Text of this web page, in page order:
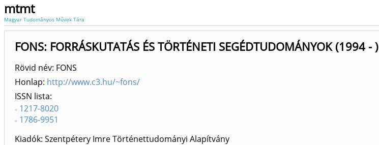
mtmt
Magyar Tudományos Művek Tára
FONS: FORRÁSKUTATÁS ÉS TÖRTÉNETI SEGÉDTUDOMÁNYOK (1994 - )
Rövid név: FONS
Honlap: http://www.c3.hu/~fons/
ISSN lista
1217-8020
1786-9951
Kiadók Szentpétery Imre Történettudományi Alapítvány